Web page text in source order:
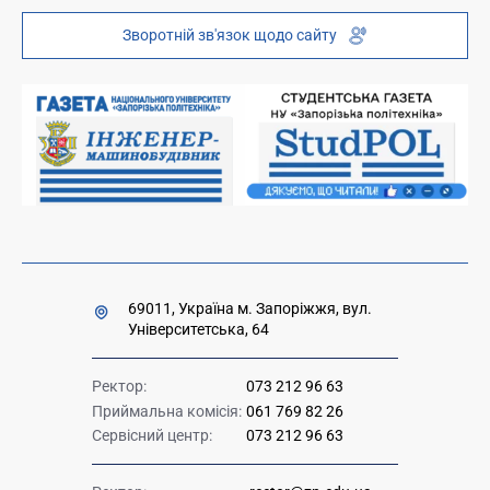
Інституційний репозиторій
Молодіжний хаб «FREETIME»
Платні послуги
Накази та розпорядження для оприлюднення
Міністерство освіти і науки України
Урядова "гаряча лінія" 1545
Зворотній зв'язок щодо сайту
69011, Україна м. Запоріжжя, вул.
Університетська, 64
Ректор:
073 212 96 63
Приймальна комісія: 061 769 82 26
Сервісний центр:
073 212 96 63